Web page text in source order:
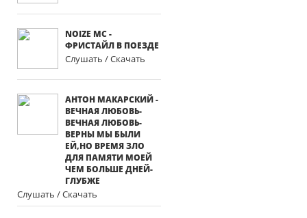
NOIZE MC -
ФРИСТАЙЛ В ПОЕЗДЕ
Слушать / Скачать
АНТОН МАКАРСКИЙ -
ВЕЧНАЯ ЛЮБОВЬ-
ВЕЧНАЯ ЛЮБОВЬ-
ВЕРНЫ МЫ БЫЛИ
ЕЙ,НО ВРЕМЯ ЗЛО
ДЛЯ ПАМЯТИ МОЕЙ
ЧЕМ БОЛЬШЕ ДНЕЙ-
ГЛУБЖЕ
Слушать / Скачать